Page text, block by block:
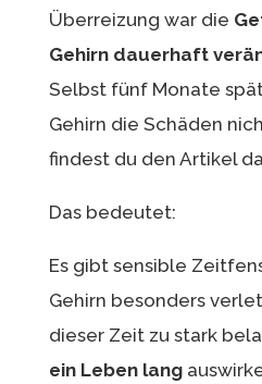
Überreizung war die
Gehirn dauerhaft
Selbst fünf Monate
Gehirn die Schäden
findest du den Artikel
Das bedeutet:
Es gibt sensible
Gehirn besonders
dieser Zeit zu stark
ein Leben lang